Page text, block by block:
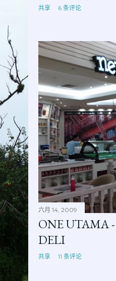
共享 6 条评论
六月 14, 2009
ONE UTAMA
DELI
共享 11 条评论